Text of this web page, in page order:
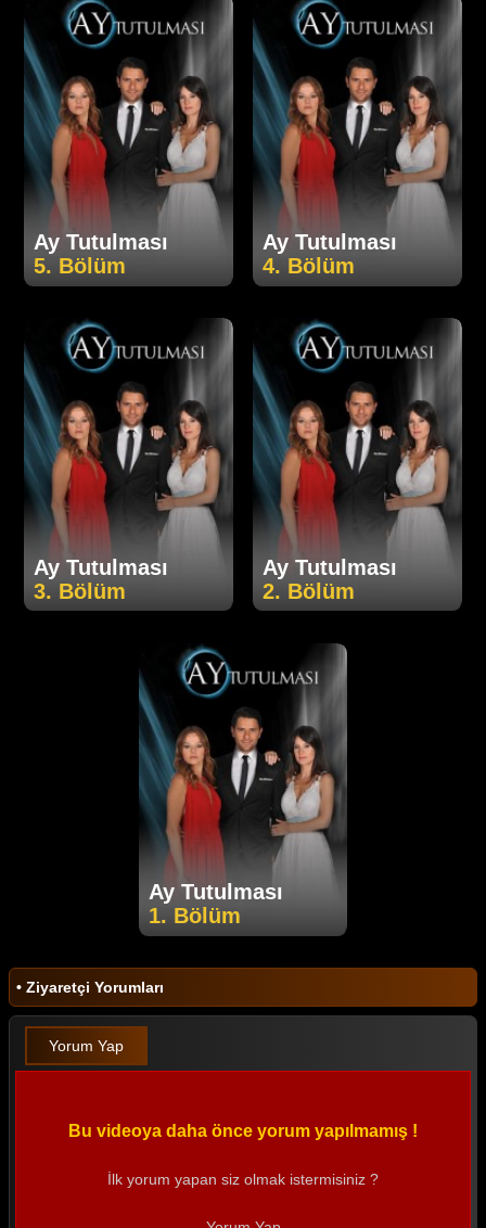
Ay Tutulması
5. Bölüm
Ay Tutulması
4. Bölüm
Ay Tutulması
3. Bölüm
Ay Tutulması
2. Bölüm
Ay Tutulması
1. Bölüm
• Ziyaretçi Yorumları
Yorum Yap
Bu videoya daha önce yorum yapılmamış !
İlk yorum yapan siz olmak istermisiniz ?